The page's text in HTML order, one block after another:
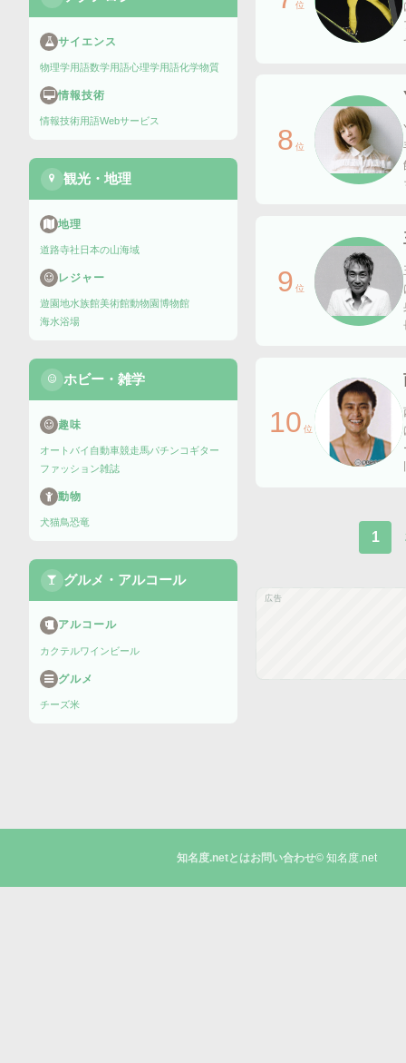
サイエンス
物理学用語数学用語心理学用語化学物質
情報技術
情報技術用語Webサービス
観光・地理
地理
道路寺社 日本の山海域
レジャー
遊園地水族館美術館動物園博物館
海水浴場
ホビー・雑学
趣味
オートバイ 自動車競走馬パチンコ ギター
ファッション雑誌
動物
犬猫鳥恐竜
グルメ・アルコール
アルコール
カクテルワイン ビール
グルメ
チーズ米
位
8 位
9 位
10 位
1
広告
知名度.netとはお問い合わせ© 知名度.net